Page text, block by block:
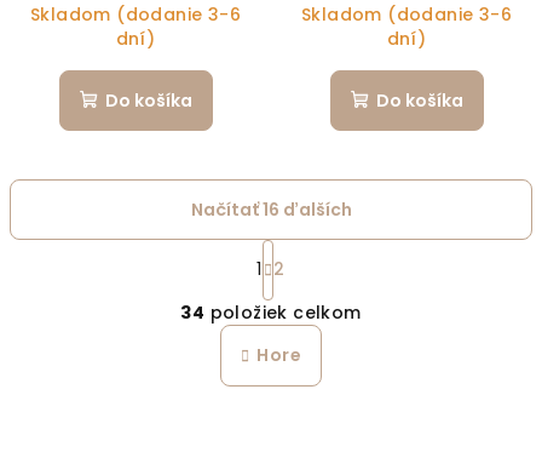
Skladom (dodanie 3-6
dní)
Do košíka
Skladom (dodanie 3-6
dní)
Do košíka
Ovládacie prvky
Načítať 16 ďalších
Stránkovanie
1 2
34 položiek celkom
Hore